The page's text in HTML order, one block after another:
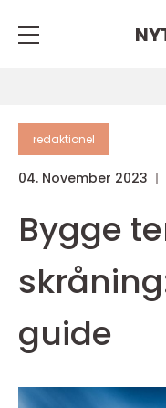
redaktionel
04. November 2023
Bygge
guide